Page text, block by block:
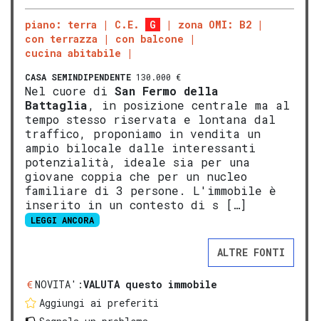
piano: terra C.E. G
zona OMI: B2
con terrazza
con balcone
cucina abitabile
CASA SEMINDIPENDENTE 130.000 €
Nel cuore di San Fermo della
Battaglia, in posizione centrale ma al
tempo stesso riservata e lontana dal
traffico, proponiamo in vendita un
ampio bilocale dalle interessanti
potenzialità, ideale sia per una
giovane coppia che per un nucleo
familiare di 3 persone. L'immobile è
inserito in un contesto di s […]
LEGGI ANCORA
ALTRE FONTI
NOVITA':VALUTA questo immobile
Aggiungi ai preferiti